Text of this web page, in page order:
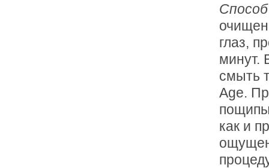
глаз,
минут.
смыть
Age.
как и